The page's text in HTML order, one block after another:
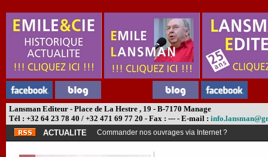
Lansman Editeur - Place de La Hestre , 19 - B-7170 Manage
Tél : +32 64 23 78 40 / +32 471 69 77 20 - Fax : --- - E-mail :
ACTUALITE
Commander nos ouvrages via Internet ?